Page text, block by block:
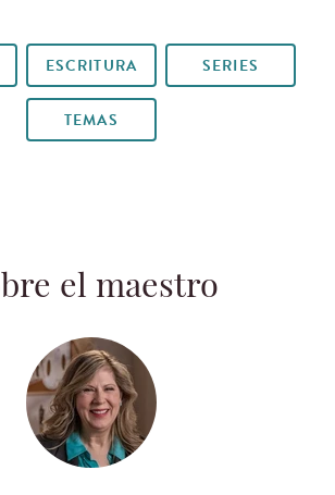
ESCRITURA SERIES
TEMAS
el maestro